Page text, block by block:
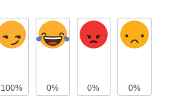
100% 0% 0% 0%